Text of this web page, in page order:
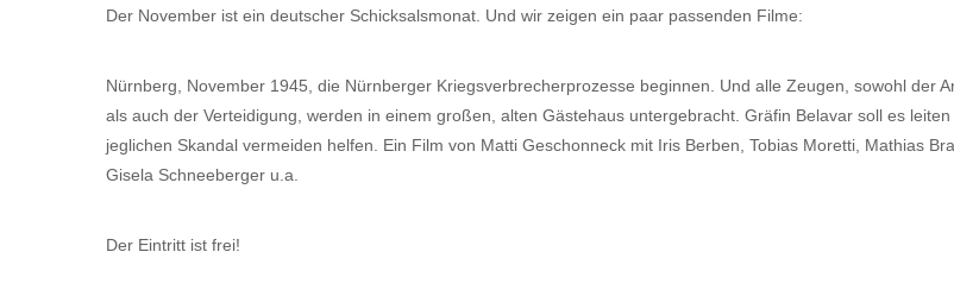
Der November ist ein deutscher Schicksalsmonat. Und wir zeigen ein paar passenden Filme:
Nürnberg, November 1945, die Nürnberger Kriegsverbrecherprozesse beginnen. Und alle Zeugen, sowohl der
als auch der Verteidigung, werden in einem großen, alten Gästehaus untergebracht. Gräfin Belavar soll es leiten
jeglichen Skandal vermeiden helfen. Ein Film von Matti Geschonneck mit Iris Berben, Tobias Moretti, Mathias
Gisela Schneeberger u.a.
Der Eintritt ist frei!